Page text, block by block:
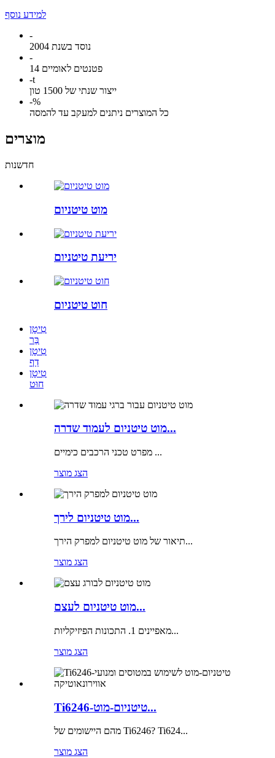
למידע נוסף
-
נוסד בשנת 2004
-
14 פטנטים לאומיים
-t
ייצור שנתי של 1500 טון
-%
כל המוצרים ניתנים למעקב עד להמסה
מוצרים
חדשנות
מוט טיטניום
יריעת טיטניום
חוט טיטניום
טִיטָן
בַּר
טִיטָן
דַף
טִיטָן
חוּט
מוט טיטניום לעמוד שדרה...
מפרט טכני הרכבים כימיים ...
הצג מוצר
מוט טיטניום לירך...
תיאור של מוט טיטניום למפרק הירך...
הצג מוצר
מוט טיטניום לעצם...
מאפיינים 1. התכונות הפיזיקליות...
הצג מוצר
Ti6246-טיטניום-מוט...
מהם היישומים של Ti6246? Ti624...
הצג מוצר